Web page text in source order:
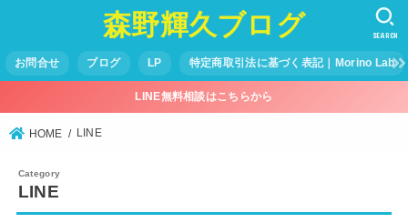
森野輝久ブログ
お問合せ ブログ LP 特定商取引法に基づく表記｜Morino Lab
SEARCH
LINE無料相談はこちらから
HOME LINE
LINE